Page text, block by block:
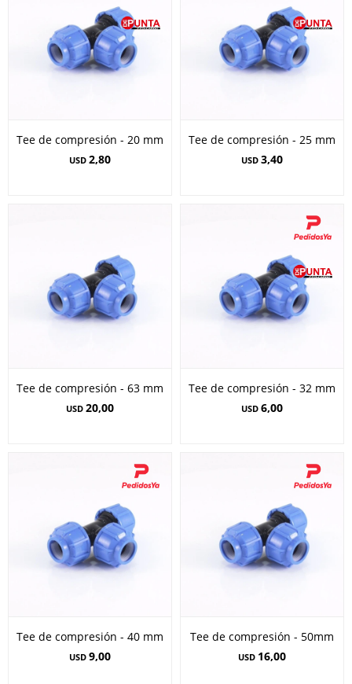
Tee de compresión - 20 mm
USD 2,80
Tee de compresión - 25 mm
USD 3,40
Tee de compresión - 63 mm
USD 20,00
Tee de compresión - 32 mm
USD 6,00
Tee de compresión - 40 mm
USD 9,00
Tee de compresión - 50mm
USD 16,00